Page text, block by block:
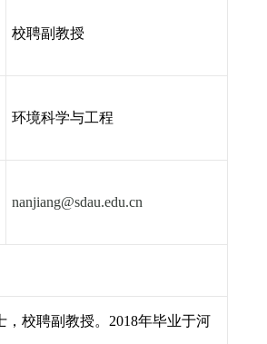
校聘副教授
环境科学与工程
nanjiang@sdau.edu.cn
校聘副教授。 2018年毕业于河